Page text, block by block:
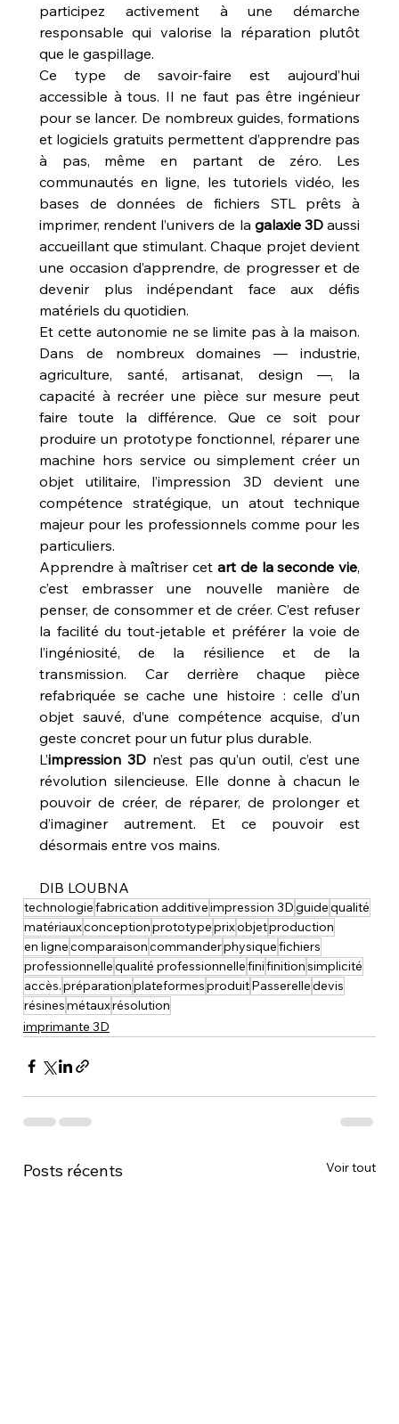
participez activement à une démarche
responsable qui valorise la réparation plutôt
que le gaspillage.
Ce type de savoir-faire est aujourd’hui
accessible à tous. Il ne faut pas être ingénieur
pour se lancer. De nombreux guides, formations
et logiciels gratuits permettent d’apprendre pas
à pas, même en partant de zéro. Les
communautés en ligne, les tutoriels vidéo, les
bases de données de fichiers STL prêts à
imprimer, rendent l’univers de la galaxie 3D aussi
accueillant que stimulant. Chaque projet devient
une occasion d’apprendre, de progresser et de
devenir plus indépendant face aux défis
matériels du quotidien.
Et cette autonomie ne se limite pas à la maison.
Dans de nombreux domaines — industrie,
agriculture, santé, artisanat, design —, la
capacité à recréer une pièce sur mesure peut
faire toute la différence. Que ce soit pour
produire un prototype fonctionnel, réparer une
machine hors service ou simplement créer un
objet utilitaire, l’impression 3D devient une
compétence stratégique, un atout technique
majeur pour les professionnels comme pour les
particuliers.
Apprendre à maîtriser cet art de la seconde vie,
c’est embrasser une nouvelle manière de
penser, de consommer et de créer. C’est refuser
la facilité du tout-jetable et préférer la voie de
l’ingéniosité, de la résilience et de la
transmission. Car derrière chaque pièce
refabriquée se cache une histoire : celle d’un
objet sauvé, d’une compétence acquise, d’un
geste concret pour un futur plus durable.
L’impression 3D n’est pas qu’un outil, c’est une
révolution silencieuse. Elle donne à chacun le
pouvoir de créer, de réparer, de prolonger et
d’imaginer autrement. Et ce pouvoir est
désormais entre vos mains.
DIB LOUBNA
technologiefabrication additiveimpression 3Dguidequalité
matériauxconceptionprototypeprixobjetproduction
en lignecomparaisoncommanderphysiquefichiers
professionnellequalité professionnellefinifinitionsimplicité
accès.préparationplateformesproduitPasserelledevis
résinesmétauxrésolution
imprimante 3D
Posts récents Voir tout